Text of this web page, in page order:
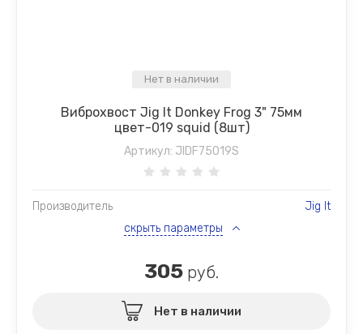
Нет в наличии
Виброхвост Jig It Donkey Frog 3" 75мм
цвет-019 squid (8шт)
Артикул: JIDF75019S
Производитель
Jig It
скрыть параметры
305 руб.
Нет в наличии